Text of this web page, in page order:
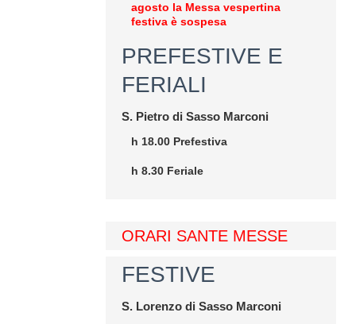
agosto la Messa vespertina
festiva è sospesa
PREFESTIVE E
FERIALI
S. Pietro di Sasso Marconi
h 18.00 Prefestiva
h 8.30 Feriale
ORARI SANTE MESSE
FESTIVE
S. Lorenzo di Sasso Marconi